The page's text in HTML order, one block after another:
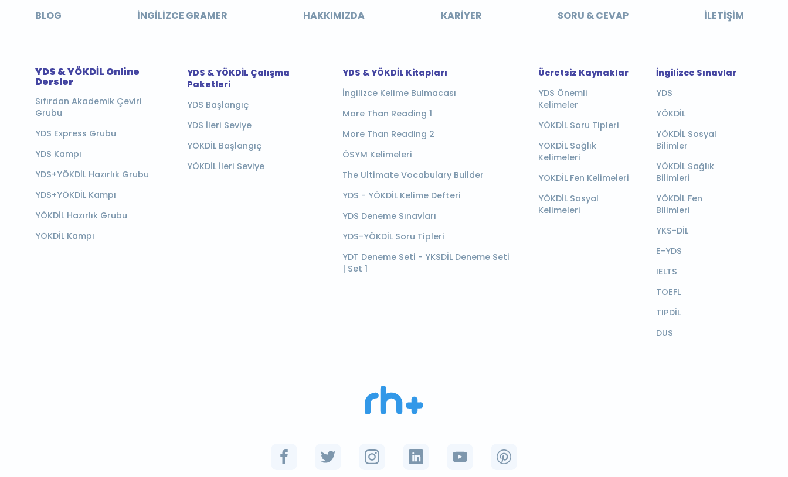
BLOG İNGILIZCE GRAMER HAKKIMIZDA KARIYER SORU & CEVAP İLETIŞIM
YDS & YÖKDİL Online
Dersler
Sıfırdan Akademik Çeviri
Grubu
YDS Express Grubu
YDS Kampı
YDS+YÖKDİL Hazırlık Grubu
YDS+YÖKDİL Kampı
YÖKDİL Hazırlık Grubu
YÖKDİL Kampı
YDS & YÖKDİL Çalışma
Paketleri
YDS Başlangıç
YDS İleri Seviye
YÖKDİL Başlangıç
YÖKDİL İleri Seviye
YDS & YÖKDİL Kitapları
İngilizce Kelime Bulmacası
More Than Reading 1
More Than Reading 2
ÖSYM Kelimeleri
The Ultimate Vocabulary Builder
YDS - YÖKDİL Kelime Defteri
YDS Deneme Sınavları
YDS-YÖKDİL Soru Tipleri
YDT Deneme Seti - YKSDİL Deneme Seti
| Set 1
Ücretsiz Kaynaklar
YDS Önemli
Kelimeler
YÖKDİL Soru Tipleri
YÖKDİL Sağlık
Kelimeleri
YÖKDİL Fen Kelimeleri
YÖKDİL Sosyal
Kelimeleri
İngilizce Sınavlar
YDS
YÖKDİL
YÖKDİL Sosyal
Bilimler
YÖKDİL Sağlık
Bilimleri
YÖKDİL Fen
Bilimleri
YKS-DİL
E-YDS
IELTS
TOEFL
TIPDİL
DUS